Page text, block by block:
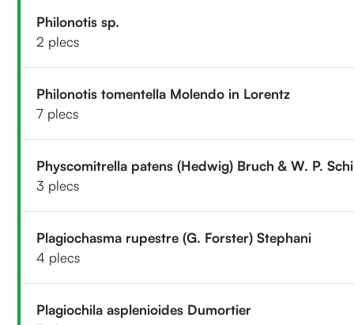
Philonotis sp.
2 plecs
Philonotis tomentella Molendo in Lorentz
7 plecs
Physcomitrella patens (Hedwig) Bruch & W. P.
3 plecs
Plagiochasma rupestre (G. Forster) Stephani
4 plecs
Plagiochila asplenioides Dumortier